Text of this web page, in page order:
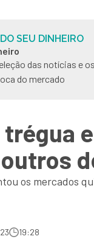
SEU DINHEIRO
das notícias e
do mercado
trégua
os mercados
19:28